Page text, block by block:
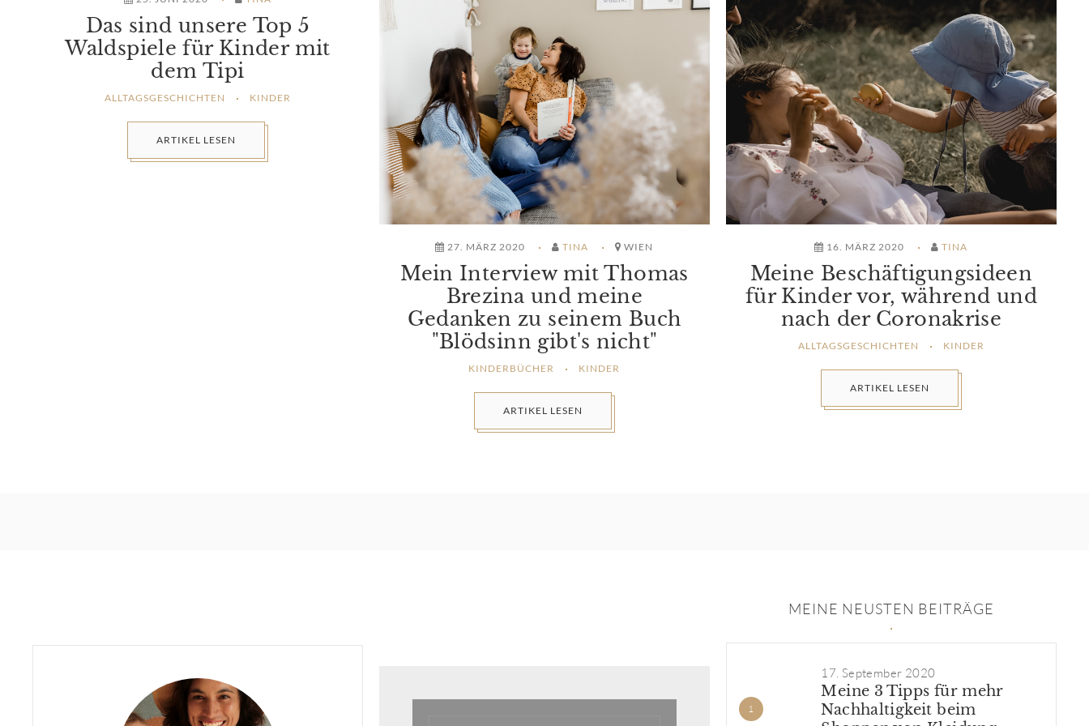
Das sind unsere Top 5
Waldspiele für Kinder mit
dem Tipi
ALLTAGSGESCHICHTEN KINDER
ARTIKEL LESEN
27. MÄRZ 2020 TINA WIEN
Mein Interview mit Thomas
Brezina und meine
Gedanken zu seinem Buch
"Blödsinn gibt's nicht"
KINDERBÜCHER KINDER
ARTIKEL LESEN
16. MÄRZ 2020 TINA
Meine Beschäftigungsideen
für Kinder vor, während und
nach der Coronakrise
ALLTAGSGESCHICHTEN KINDER
ARTIKEL LESEN
MEINE NEUSTEN BEITRÄGE
17. September 2020
Meine 3 Tipps für mehr
Nachhaltigkeit beim